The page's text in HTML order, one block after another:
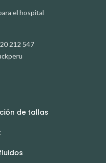
el hospital
212 547
de tallas